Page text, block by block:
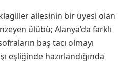
ailesinin bir üyesi olan
ülübü; Alanya’da farklı
baş tacı olmayı
eşliğinde hazırlandığında